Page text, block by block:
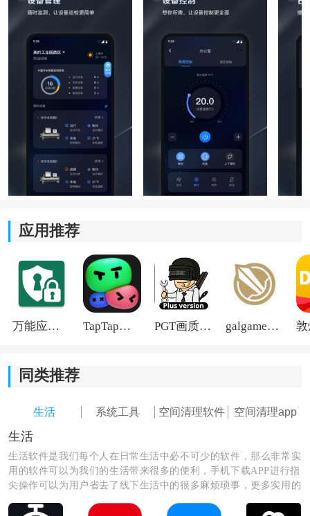
软件亮点：
1、手机空间整理：
聊天软件、缓存文件用久了很容易占满内存，打开
清理功能后，可以快速扫描一些没必要保留的垃圾文
件。像微信、QQ之类常用应用，也能单独查看占用情
况，整理起来更直观。
2、安全保护功能：
软件内提供病毒检测、骚扰电话识别以及风险提醒等功
能。平时接到陌生来电或者点开不熟悉链接时，系统也
会有一定提醒，使用起来会安心一些。
3、流量使用查看：
用情况。还支持设置提醒，快到套餐上限时会提前通
知，避免不知不觉超出流量。
4、应用统一管理：
手机里的软件比较多时，可以直接集中查看安装记录，
不需要一个个翻页面。平时卸载不常用软件或者清理安
装包，也会方便很多。
应用推荐
万能应用隐藏 TapTap国际版2026 PGT画质助手旧版 galgame游戏盒子2026
同类推荐
生活 系统工具 空间清理软件 空间清理app
生活
生活软件是我们每个人在日常生活中必不可少的软件，那么非常实
用的软件可以为我们的生活带来很多的便利，手机下载APP进行指
尖操作可以为用户省去了线下生活中的很多麻烦琐事，更多实用的